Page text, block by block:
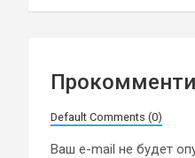
записям
Default Comments (0)
Ваш e-mail не будет